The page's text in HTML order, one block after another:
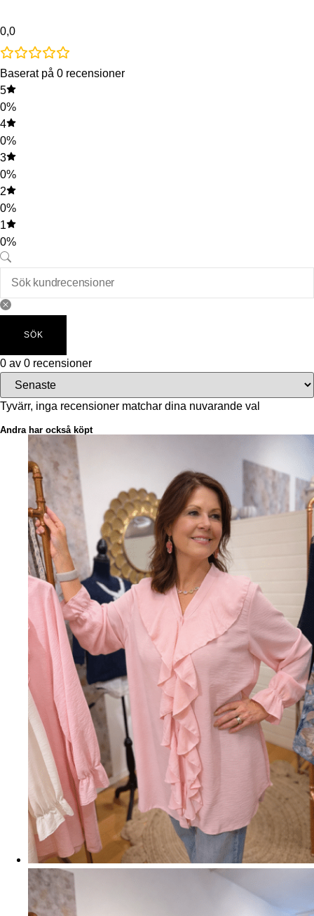
0,0
Baserat på 0 recensioner
5
0%
4
0%
3
0%
2
0%
1
0%
SÖK
0 av 0 recensioner
Tyvärr, inga recensioner matchar dina nuvarande val
Andra har också köpt